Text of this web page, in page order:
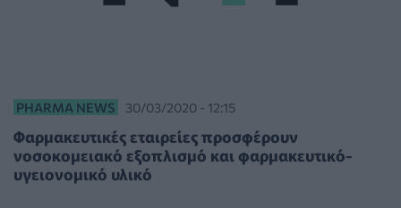
PHARMA NEWS 30/03/2020 - 12:15
Φαρμακευτικές εταιρείες προσφέρουν
νοσοκομειακό εξοπλισμό και φαρμακευτικό-
υγειονομικό υλικό